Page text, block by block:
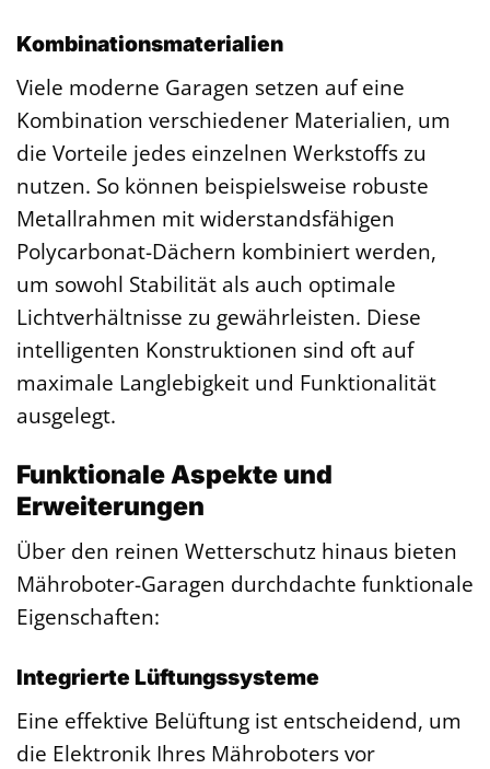
Kombinationsmaterialien
Viele moderne Garagen setzen auf eine
Kombination verschiedener Materialien, um
die Vorteile jedes einzelnen Werkstoffs zu
nutzen. So können beispielsweise robuste
Metallrahmen mit widerstandsfähigen
Polycarbonat-Dächern kombiniert werden,
um sowohl Stabilität als auch optimale
Lichtverhältnisse zu gewährleisten. Diese
intelligenten Konstruktionen sind oft auf
maximale Langlebigkeit und Funktionalität
ausgelegt.
Funktionale Aspekte und
Erweiterungen
Über den reinen Wetterschutz hinaus bieten
Mähroboter-Garagen durchdachte funktionale
Eigenschaften:
Integrierte Lüftungssysteme
Eine effektive Belüftung ist entscheidend, um
die Elektronik Ihres Mähroboters vor